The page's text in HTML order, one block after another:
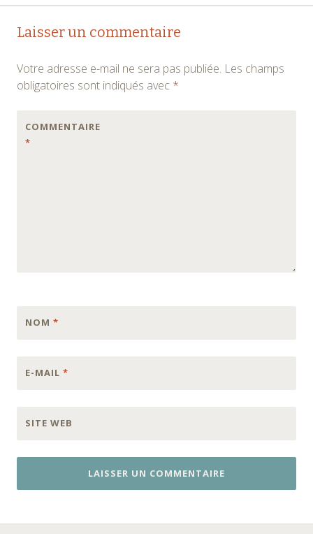
Navigation
articles
Laisser un commentaire
Votre adresse e-mail ne sera pas publiée. Les champs
obligatoires sont indiqués avec *
COMMENTAIRE
*
NOM *
E-MAIL *
SITE WEB